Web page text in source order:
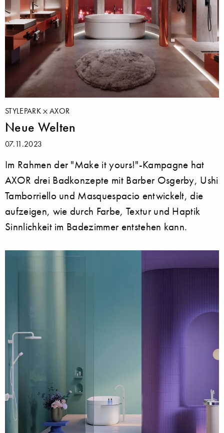
STYLEPARK AXOR
Neue Welten
07.11.2023
Im Rahmen der "Make it yours!"-Kampagne hat
AXOR drei Badkonzepte mit Barber Osgerby, Ushi
Tamborriello und Masquespacio entwickelt, die
aufzeigen, wie durch Farbe, Textur und Haptik
Sinnlichkeit im Badezimmer entstehen kann.